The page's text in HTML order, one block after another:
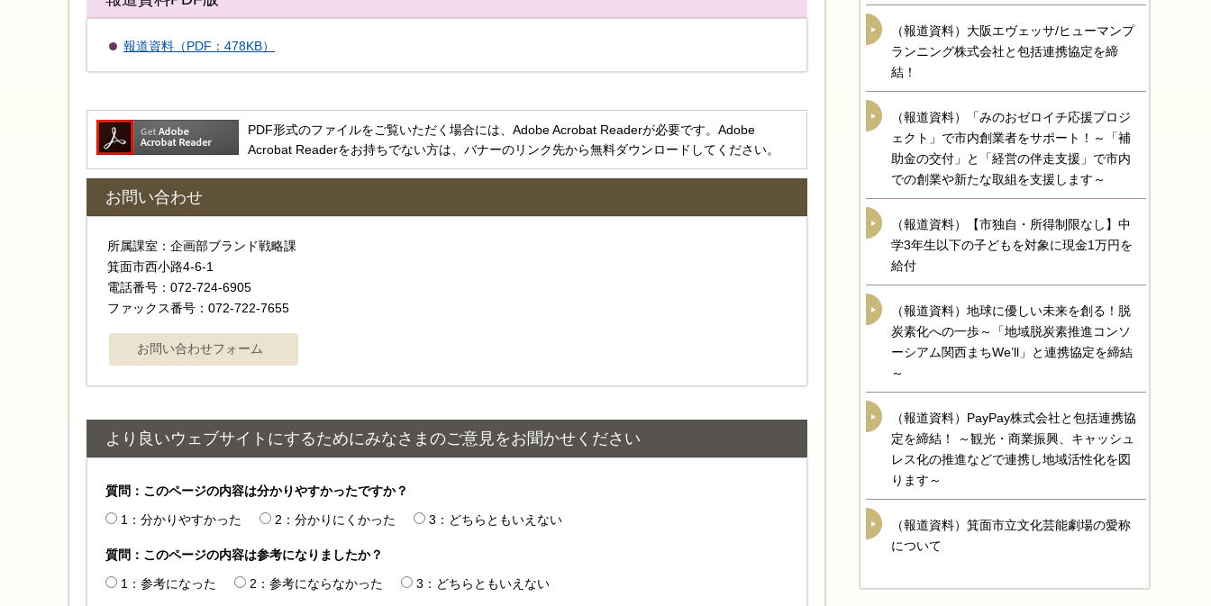
報道資料（PDF：478KB）
PDF形式のファイルをご覧いただく場合には、Adobe Acrobat Readerが必要です。Adobe
Acrobat Readerをお持ちでない方は、バナーのリンク先から無料ダウンロードしてください。
お問い合わせ
所属課室：企画部ブランド戦略課
箕面市西小路4-6-1
電話番号：072-724-6905
ファックス番号：072-722-7655
より良いウェブサイトにするためにみなさまのご意見をお聞かせください
質問：このページの内容は分かりやすかったですか？
1：分かりやすかった
2：分かりにくかった 3：どちらともいえない
質問：このページの内容は参考になりましたか？
1：参考になった
2：参考にならなかった 3：どちらともいえない
（報道資料）大阪エヴェッサ/ヒューマンプ
ランニング株式会社と包括連携協定を締
結！
（報道資料）「みのおゼロイチ応援プロジ
ェクト」で市内創業者をサポート！～「補
助金の交付」と「経営の伴走支援」で市内
での創業や新たな取組を支援します～
（報道資料）【市独自・所得制限なし】中
学3年生以下の子どもを対象に現金1万円を
給付
（報道資料）地球に優しい未来を創る！脱
炭素化への一歩～「地域脱炭素推進コンソ
ーシアム関西まちWe’ll」と連携協定を締結
～
（報道資料）PayPay株式会社と包括連携協
定を締結！ ～観光・商業振興、キャッシュ
レス化の推進などで連携し地域活性化を図
ります～
（報道資料）箕面市立文化芸能劇場の愛称
について